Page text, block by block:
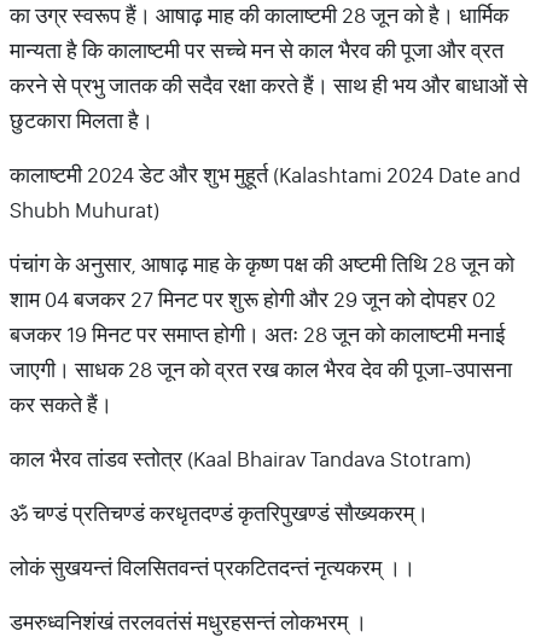
का उग्र स्वरूप हैं। आषाढ़ माह की कालाष्टमी 28 जून को है। धार्मिक
मान्यता है कि कालाष्टमी पर सच्चे मन से काल भैरव की पूजा और व्रत
करने से प्रभु जातक की सदैव रक्षा करते हैं। साथ ही भय और बाधाओं से
छुटकारा मिलता है।
कालाष्टमी 2024 डेट और शुभ मुहूर्त (Kalashtami 2024 Date and
Shubh Muhurat)
पंचांग के अनुसार, आषाढ़ माह के कृष्ण पक्ष की अष्टमी तिथि 28 जून को
शाम 04 बजकर 27 मिनट पर शुरू होगी और 29 जून को दोपहर 02
बजकर 19 मिनट पर समाप्त होगी। अतः 28 जून को कालाष्टमी मनाई
जाएगी। साधक 28 जून को व्रत रख काल भैरव देव की पूजा-उपासना
कर सकते हैं।
काल भैरव तांडव स्तोत्र (Kaal Bhairav Tandava Stotram)
ॐ चण्डं प्रतिचण्डं करधृतदण्डं कृतरिपुखण्डं सौख्यकरम्।
लोकं सुखयन्तं विलसितवन्तं प्रकटितदन्तं नृत्यकरम् ।।
डमरुध्वनिशंखं तरलवतंसं मधुरहसन्तं लोकभरम् ।